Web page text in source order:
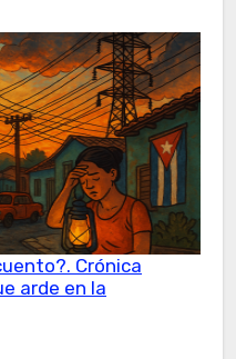
Crónica
arde en la